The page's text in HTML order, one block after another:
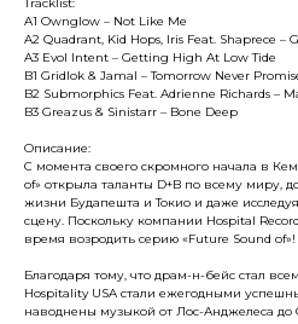
A1 Ownglow – Not Like Me
A2 Quadrant, Kid Hops, Iris Feat. Shaprece –
A3 Evol Intent – Getting High At Low Tide
B1 Gridlok & Jamal – Tomorrow Never
B2 Submorphics Feat. Adrienne Richards –
B3 Greazus & Sinistarr – Bone Deep
Описание:
С момента своего скромного начала в
of» открыла таланты D+B по всему миру,
жизни Будапешта и Токио и даже
сцену. Поскольку компании Hospital
время возродить серию «Future Sound of»!
Благодаря тому, что драм-н-бейс стал
Hospitality USA стали ежегодными
наводнены музыкой от Лос-Анджелеса до